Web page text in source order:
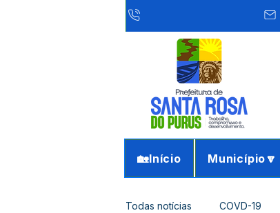
🏡Início Município🔽
Todas notícias COVD-19